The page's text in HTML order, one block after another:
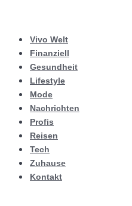
Vivo Welt
Finanziell
Gesundheit
Lifestyle
Mode
Nachrichten
Profis
Reisen
Tech
Zuhause
Kontakt